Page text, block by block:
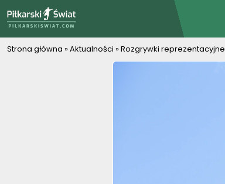
Strona główna »Aktualności »Rozgrywki reprezentacyjne